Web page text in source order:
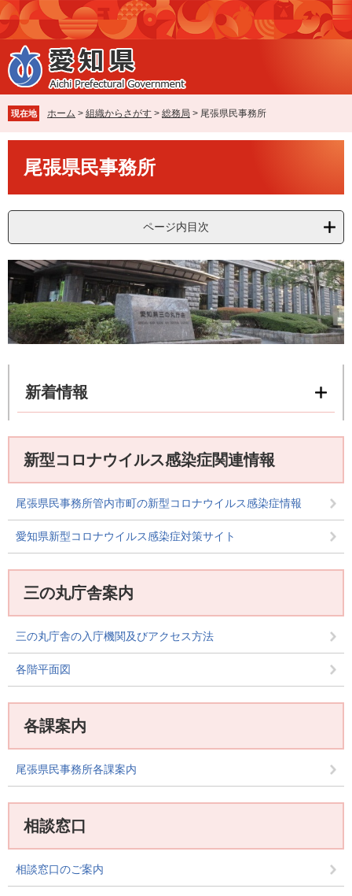
ペ
ー
ジ
の
先
で
す
。
メ
ニ
ュ
ー
を
ば
し
て
現在地 ホーム > 組織からさがす > 総務局 > 尾張県民事務所
尾張県民事務所
ページ内目次
新着情報
新型コロナウイルス感染症関連情報
尾張県民事務所管内市町の新型コロナウイルス感染症情報
愛知県新型コロナウイルス感染症対策サイト
三の丸庁舎案内
三の丸庁舎の入庁機関及びアクセス方法
各階平面図
各課案内
尾張県民事務所各課案内
相談窓口
相談窓口のご案内